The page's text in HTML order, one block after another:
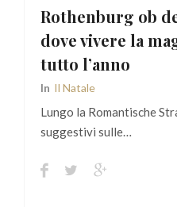
Rothenburg ob
dove vivere la
tutto l’anno
In Il Natale
Lungo la Romantische
suggestivi sulle…